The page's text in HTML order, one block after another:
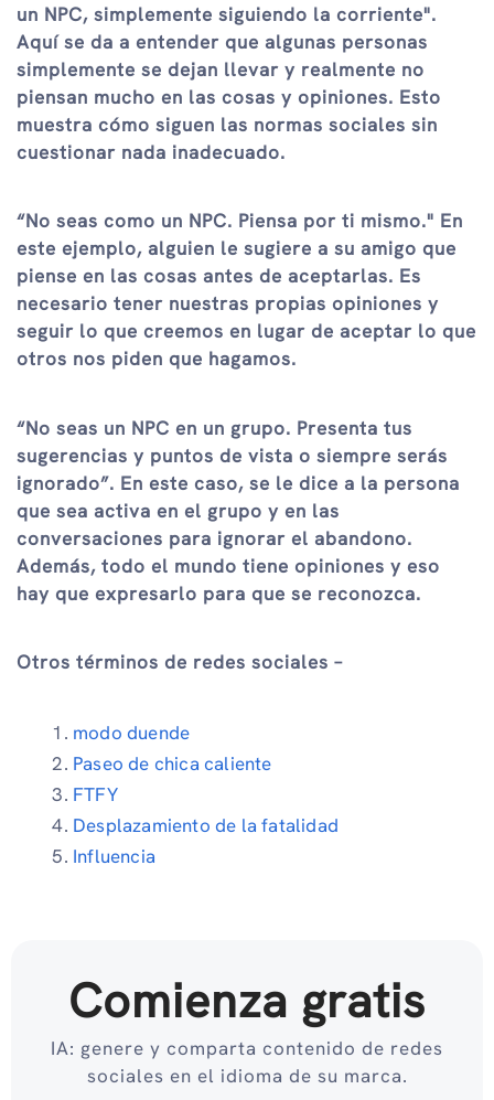
un NPC, simplemente siguiendo la corriente".
Aquí se da a entender que algunas personas
simplemente se dejan llevar y realmente no
piensan mucho en las cosas y opiniones. Esto
muestra cómo siguen las normas sociales sin
cuestionar nada inadecuado.
“No seas como un NPC. Piensa por ti mismo." En
este ejemplo, alguien le sugiere a su amigo que
piense en las cosas antes de aceptarlas. Es
necesario tener nuestras propias opiniones y
seguir lo que creemos en lugar de aceptar lo que
otros nos piden que hagamos.
“No seas un NPC en un grupo. Presenta tus
sugerencias y puntos de vista o siempre serás
ignorado”. En este caso, se le dice a la persona
que sea activa en el grupo y en las
conversaciones para ignorar el abandono.
Además, todo el mundo tiene opiniones y eso
hay que expresarlo para que se reconozca.
Otros términos de redes sociales –
modo duende
Paseo de chica caliente
FTFY
Desplazamiento de la fatalidad
Influencia
Comienza gratis
IA: genere y comparta contenido de redes
sociales en el idioma de su marca.